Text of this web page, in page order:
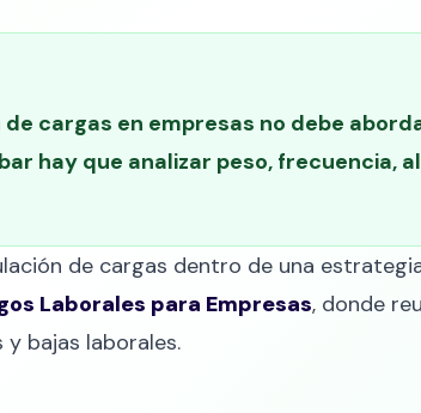
de cargas en empresas no debe
hay que analizar peso, frecuencia,
de cargas dentro de una
Laborales para Empresas, donde
bajas laborales.